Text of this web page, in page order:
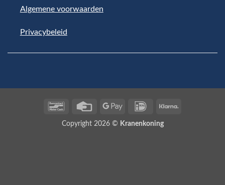
Algemene voorwaarden
Privacybeleid
BancontactCredit
Google
IDeal
Copyright 2026 © Kranenkoning